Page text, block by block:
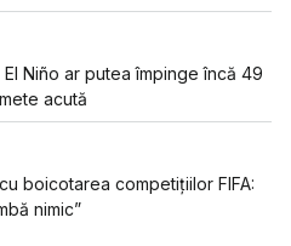
Niño ar putea împinge încă 49
acută
boicotarea competițiilor FIFA:
nimic”